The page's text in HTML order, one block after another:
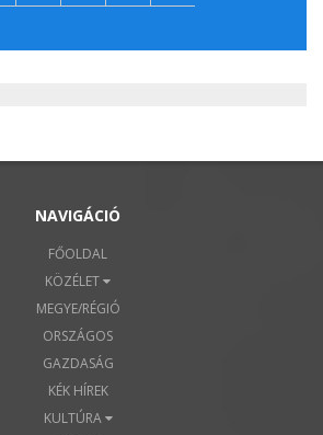
NAVIGÁCIÓ
FŐOLDAL
KÖZÉLET
MEGYE/RÉGIÓ
ORSZÁGOS
GAZDASÁG
KÉK HÍREK
KULTÚRA